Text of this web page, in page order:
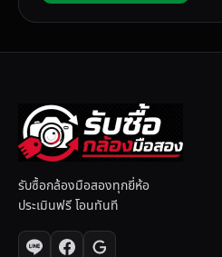
รับซื้อกล้องมือสองทุกยี่ห้อ
ประเมินฟรี โอนทันที